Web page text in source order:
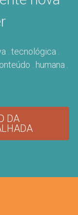
. tecnológica .
. humana .
DA